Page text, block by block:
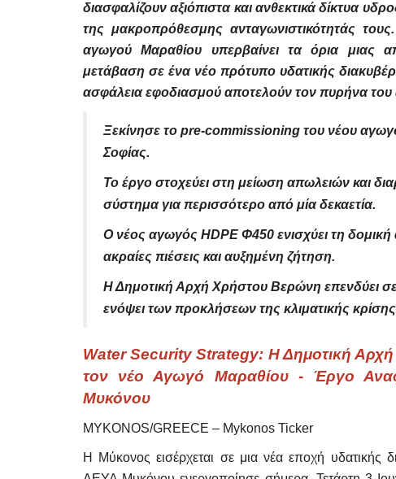
διασφαλίζουν αξιόπιστα και ανθεκτικά δίκτυα
της μακροπρόθεσμης ανταγωνιστικότητάς
αγωγού Μαραθίου υπερβαίνει τα όρια μιας
μετάβαση σε ένα νέο πρότυπο υδατικής
ασφάλεια εφοδιασμού αποτελούν τον πυρήνα του
Ξεκίνησε το pre-commissioning του νέου
Σοφίας.
Το έργο στοχεύει στη μείωση απωλειών και
σύστημα για περισσότερο από μία δεκαετία.
Ο νέος αγωγός HDPE Φ450 ενισχύει τη δομική
ακραίες πιέσεις και αυξημένη ζήτηση.
Η Δημοτική Αρχή Χρήστου Βερώνη επενδύει
ενόψει των προκλήσεων της κλιματικής
Water Security Strategy: Η Δημοτική Αρχή
τον νέο Αγωγό Μαραθίου - Έργο
Μυκόνου
MYKONOS/GREECE – Mykonos Ticker
Η Μύκονος εισέρχεται σε μια νέα εποχή υδατικής